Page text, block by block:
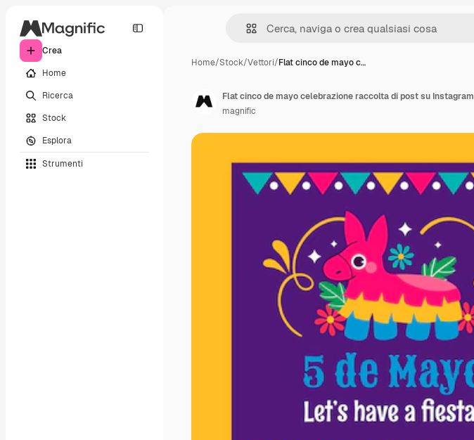
Crea
Home
Ricerca
Stock
Esplora
Strumenti
Home/Stock/Vettori/Flat cinco de mayo c…
Flat cinco de mayo celebrazione raccolta di post su Instagram
magnific